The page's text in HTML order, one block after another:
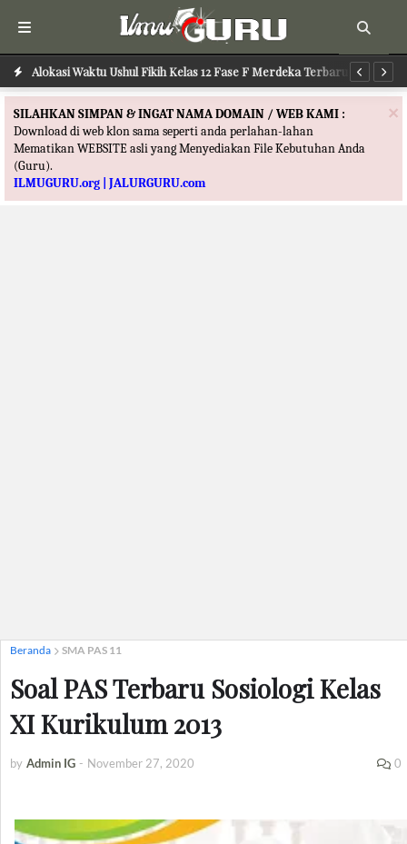
Alokasi Waktu Ushul Fikih Kelas 12 Fase F Merdeka Terbaru
Alokasi Waktu Ilmu Tafsir Kelas 12 Fase F Merdeka Terbaru
×
SILAHKAN SIMPAN & INGAT NAMA DOMAIN / WEB KAMI :
Download di web klon sama seperti anda perlahan-lahan
Mematikan WEBSITE asli yang Menyediakan File Kebutuhan Anda
(Guru).
ILMUGURU.org | JALURGURU.com
Beranda SMA PAS 11
Soal PAS Terbaru Sosiologi Kelas
XI Kurikulum 2013
by Admin IG - November 27, 2020 0